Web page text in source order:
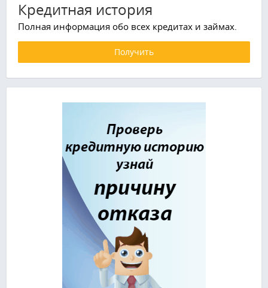
Кредитная история
Полная информация обо всех кредитах и займах.
Получить